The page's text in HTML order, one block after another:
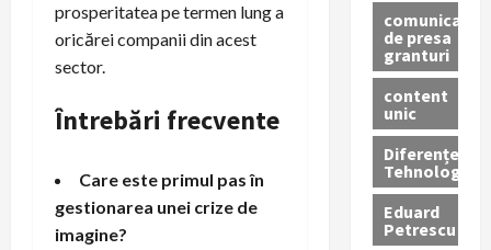
prosperitatea pe termen lung a
oricărei companii din acest
sector.
Întrebări frecvente
Care este primul pas în
gestionarea unei crize de
imagine?
comunicate
de presa
granturi
content
unic
Diferențe
Tehnologice
Eduard
Petrescu